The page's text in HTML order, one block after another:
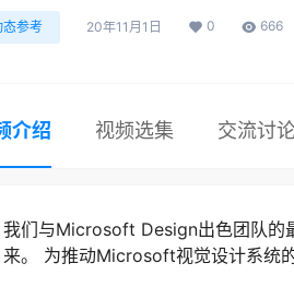
态参考 20年11月1日 0 666
介绍 视频选集 交流讨
我们与Microsoft Design出色团队的
来。 为推动Microsoft视觉设计系统